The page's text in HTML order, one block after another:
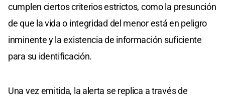
cumplen ciertos criterios estrictos, como la presunción
de que la vida o integridad del menor está en peligro
inminente y la existencia de información suficiente
para su identificación.
Una vez emitida, la alerta se replica a través de